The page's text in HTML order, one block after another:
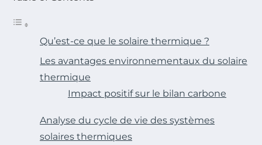
Qu’est-ce que le solaire thermique ?
Les avantages environnementaux du solaire
thermique
Impact positif sur le bilan carbone
Analyse du cycle de vie des systèmes
solaires thermiques